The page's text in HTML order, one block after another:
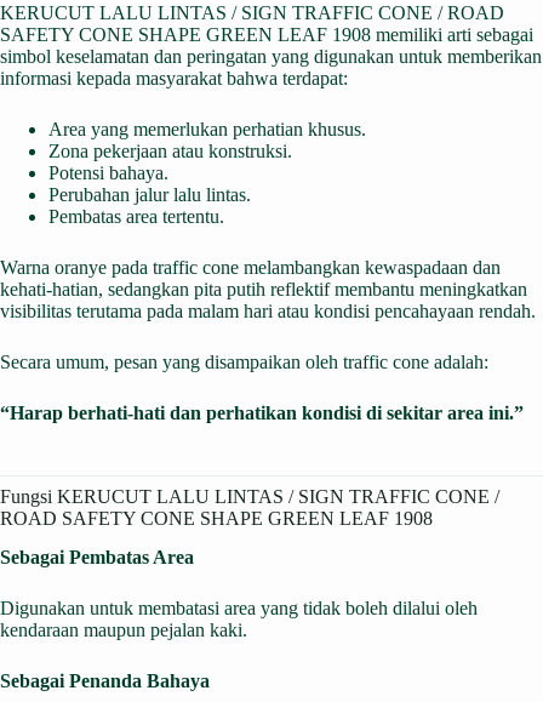
KERUCUT LALU LINTAS / SIGN TRAFFIC CONE / ROAD
SAFETY CONE SHAPE GREEN LEAF 1908 memiliki arti sebagai
simbol keselamatan dan peringatan yang digunakan untuk memberikan
informasi kepada masyarakat bahwa terdapat:
Area yang memerlukan perhatian khusus.
Zona pekerjaan atau konstruksi.
Potensi bahaya.
Perubahan jalur lalu lintas.
Pembatas area tertentu.
Warna oranye pada traffic cone melambangkan kewaspadaan dan
kehati-hatian, sedangkan pita putih reflektif membantu meningkatkan
visibilitas terutama pada malam hari atau kondisi pencahayaan rendah.
Secara umum, pesan yang disampaikan oleh traffic cone adalah:
“Harap berhati-hati dan perhatikan kondisi di sekitar area ini.”
Fungsi KERUCUT LALU LINTAS / SIGN TRAFFIC CONE /
ROAD SAFETY CONE SHAPE GREEN LEAF 1908
Sebagai Pembatas Area
Digunakan untuk membatasi area yang tidak boleh dilalui oleh
kendaraan maupun pejalan kaki.
Sebagai Penanda Bahaya